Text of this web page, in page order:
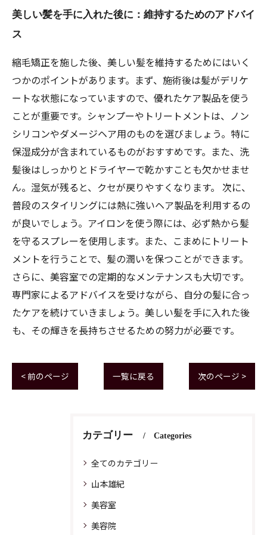
美しい髪を手に入れた後に：維持するためのアドバイ
ス
縮毛矯正を施した後、美しい髪を維持するためにはいく
つかのポイントがあります。まず、施術後は髪がデリケ
ートな状態になっていますので、優れたケア製品を使う
ことが重要です。シャンプーやトリートメントは、ノン
シリコンやダメージヘア用のものを選びましょう。特に
保湿成分が含まれているものがおすすめです。また、洗
髪後はしっかりとドライヤーで乾かすことも欠かせませ
ん。湿気が残ると、クセが戻りやすくなります。 次に、
普段のスタイリングには熱に強いヘア製品を利用するの
が良いでしょう。アイロンを使う際には、必ず熱から髪
を守るスプレーを使用します。また、こまめにトリート
メントを行うことで、髪の潤いを保つことができます。
さらに、美容室での定期的なメンテナンスも大切です。
専門家によるアドバイスを受けながら、自分の髪に合っ
たケアを続けていきましょう。美しい髪を手に入れた後
も、その輝きを長持ちさせるための努力が必要です。
< 前のページ 一覧に戻る 次のページ >
カテゴリー Categories
全てのカテゴリー
山本雄紀
美容室
美容院